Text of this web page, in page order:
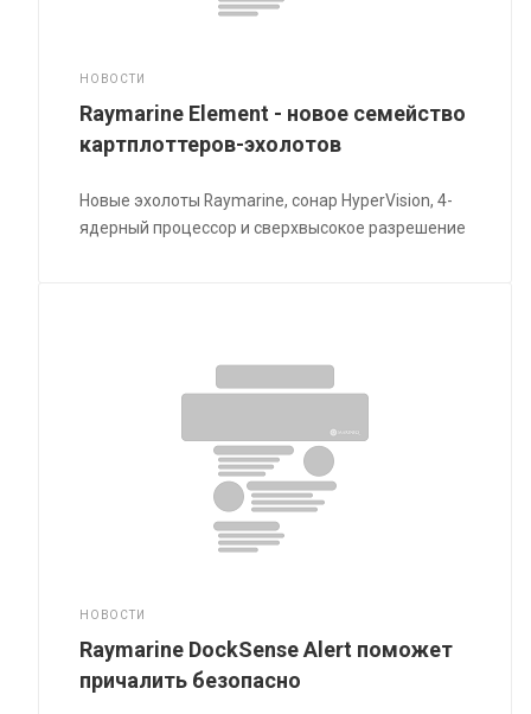
НОВОСТИ
Raymarine Element - новое семейство
картплоттеров-эхолотов
Новые эхолоты Raymarine, сонар HyperVision, 4-
ядерный процессор и сверхвысокое разрешение
НОВОСТИ
Raymarine DockSense Alert поможет
причалить безопасно